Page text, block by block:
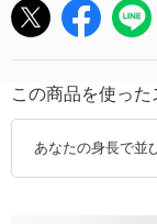
この商品を使っ
あなたの身長で並